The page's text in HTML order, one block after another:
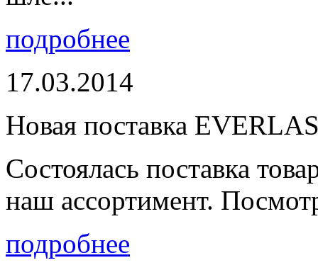
подробнее
17.03.2014
Новая поставка
Состоялась поставка
наш ассортимент.
подробнее